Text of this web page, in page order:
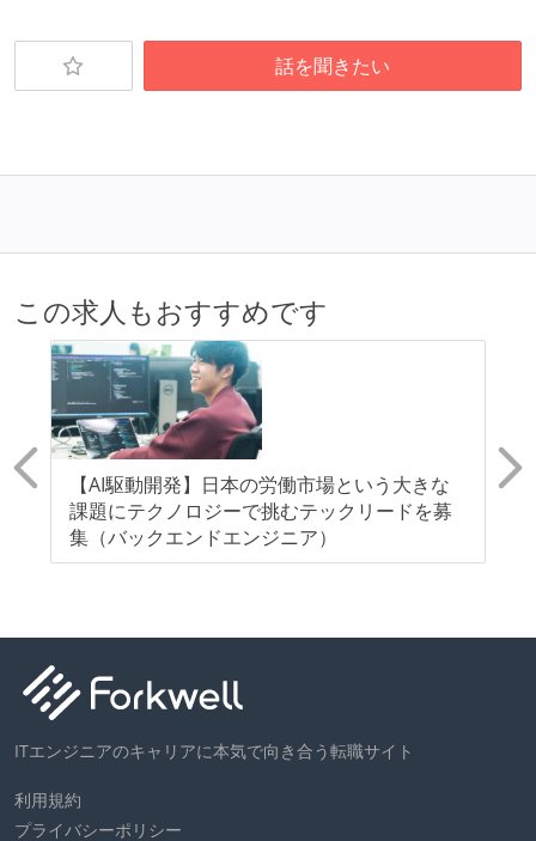
話を聞きたい
この求人もおすすめです
【AI駆動開発】日本の労働市場という大きな
課題にテクノロジーで挑むテックリードを募
集（バックエンドエンジニア）
ITエンジニアのキャリアに本気で向き合う転職サイト
利用規約
プライバシーポリシー